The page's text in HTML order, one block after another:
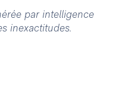
par intelligence
inexactitudes.